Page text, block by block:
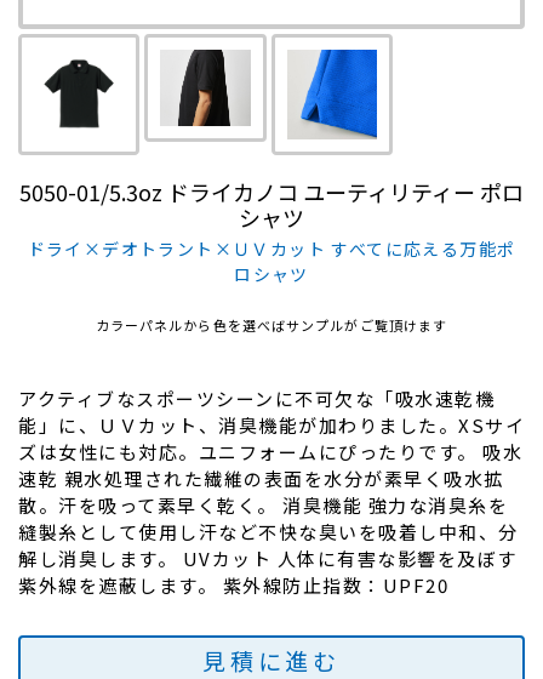
5050-01/5.3oz ドライカノコ ユーティリティー ポロ
シャツ
ドライ×デオトラント×ＵＶカット すべてに応える万能ポ
ロシャツ
カラーパネルから色を選べばサンプルがご覧頂けます
アクティブなスポーツシーンに不可欠な「吸水速乾機
能」に、ＵＶカット、消臭機能が加わりました。XSサイ
ズは女性にも対応。ユニフォームにぴったりです。 吸水
速乾 親水処理された繊維の表面を水分が素早く吸水拡
散。汗を吸って素早く乾く。 消臭機能 強力な消臭糸を
縫製糸として使用し汗など不快な臭いを吸着し中和、分
解し消臭します。 UVカット 人体に有害な影響を及ぼす
紫外線を遮蔽します。 紫外線防止指数：UPF20
見積に進む